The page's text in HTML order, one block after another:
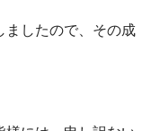
ましたので、その成